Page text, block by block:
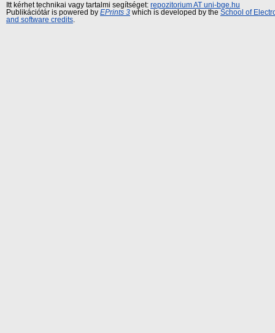
Itt kérhet technikai vagy tartalmi segítséget: repozitorium AT uni-bge.hu
Publikációtár is powered by EPrints 3 which is developed by the School of
and software credits